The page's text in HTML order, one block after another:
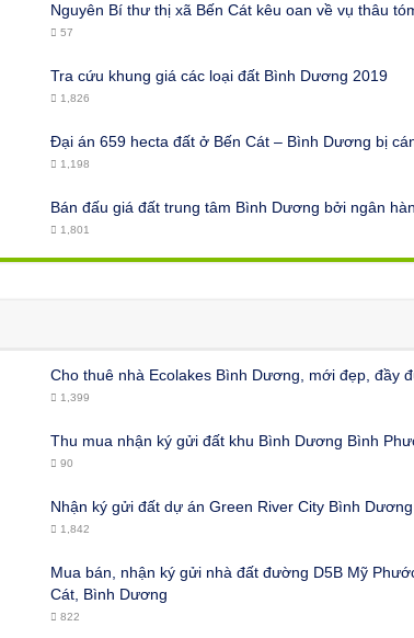
Nguyên Bí thư thị xã Bến Cát kêu oan về vụ thâu
57
Tra cứu khung giá các loại đất Bình Dương 2019
1,826
Đại án 659 hecta đất ở Bến Cát – Bình Dương bị
1,198
Bán đấu giá đất trung tâm Bình Dương bởi ngân
1,801
Cho thuê nhà Ecolakes Bình Dương, mới đẹp, đầy
1,399
Thu mua nhận ký gửi đất khu Bình Dương Bình
90
Nhận ký gửi đất dự án Green River City Bình Dương
1,842
Mua bán, nhận ký gửi nhà đất đường D5B Mỹ
Cát, Bình Dương
822